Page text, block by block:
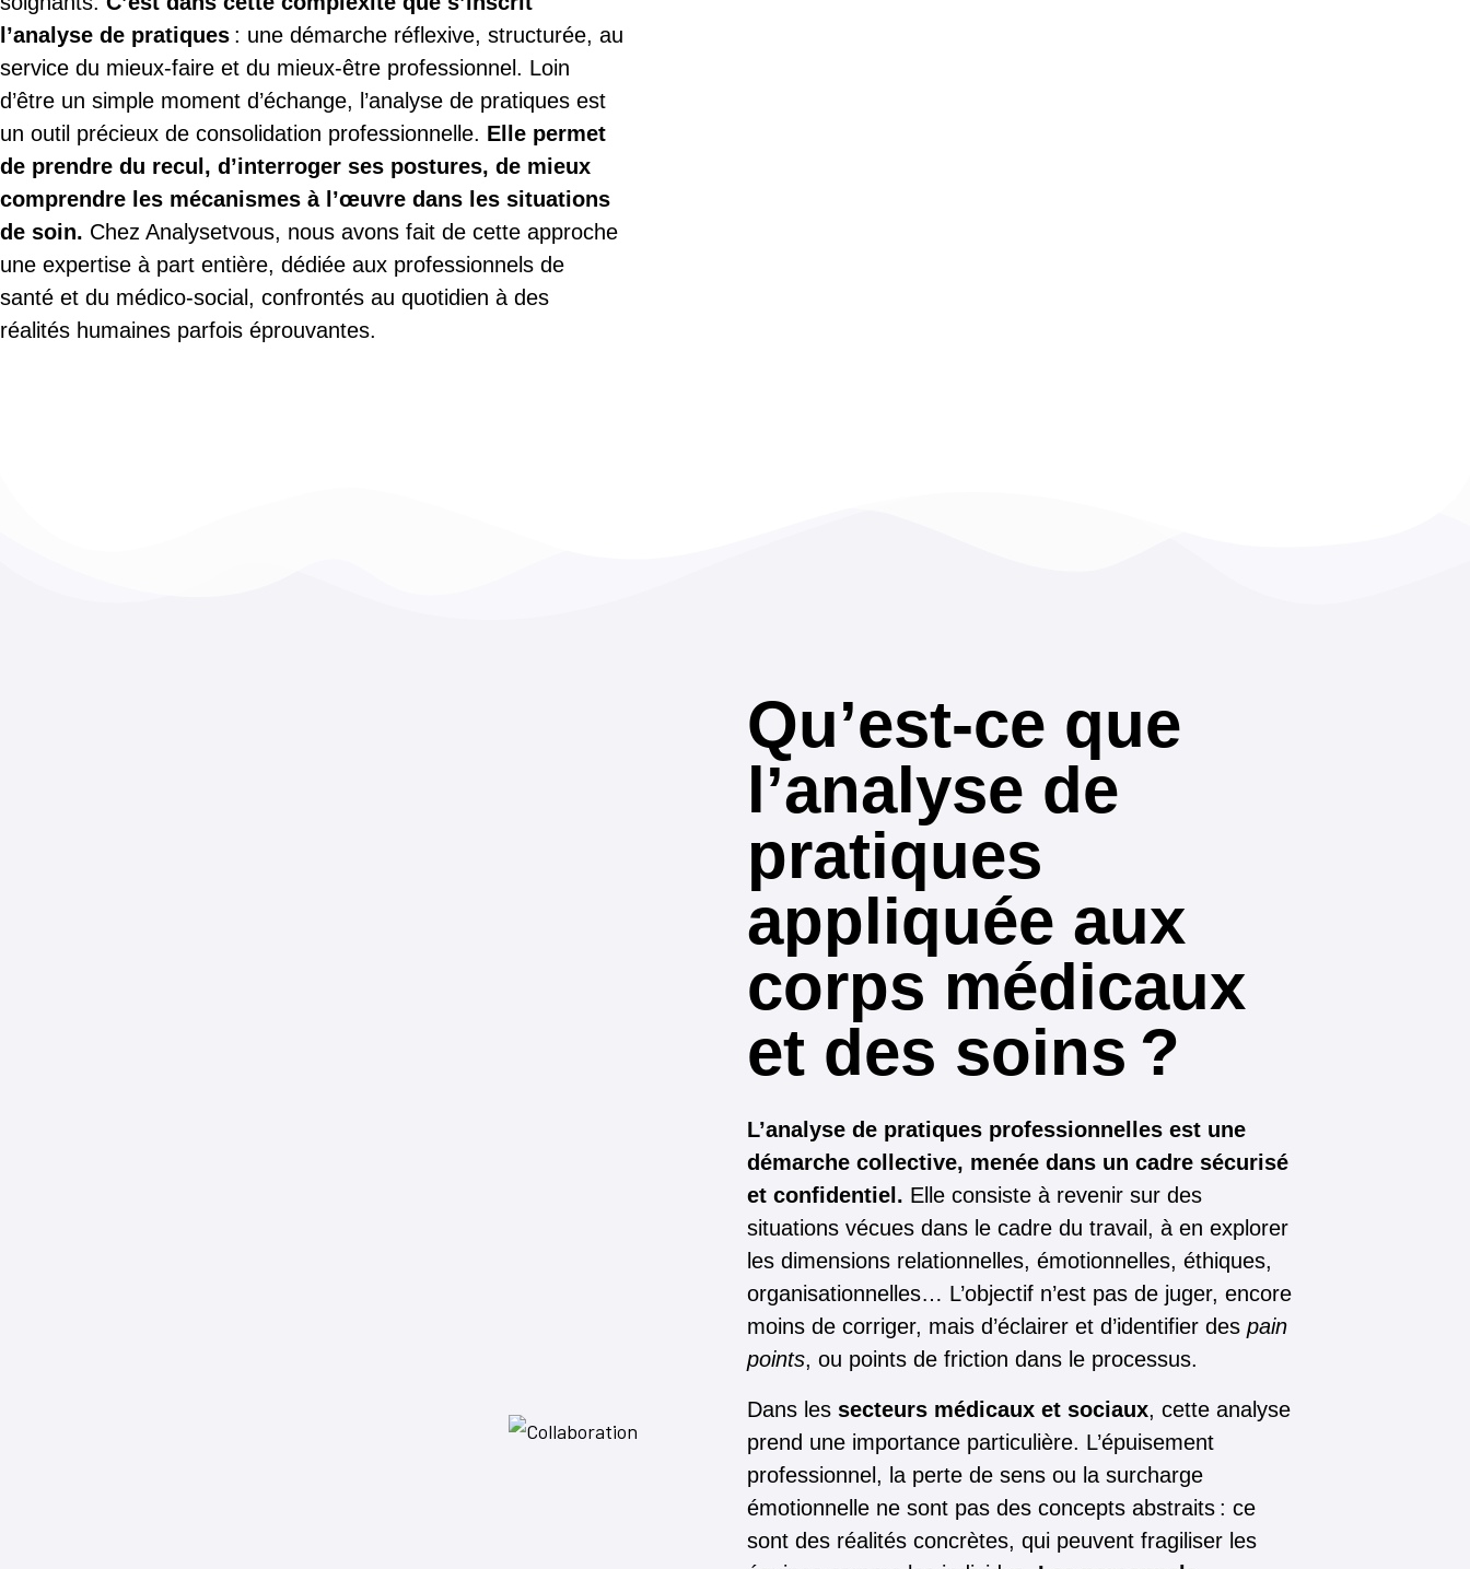
l’analyse de pratiques : une démarche réflexive, structurée, au
service du mieux-faire et du mieux-être professionnel. Loin
d’être un simple moment d’échange, l’analyse de pratiques est
un outil précieux de consolidation professionnelle. Elle permet
de prendre du recul, d’interroger ses postures, de mieux
comprendre les mécanismes à l’œuvre dans les situations
de soin. Chez Analysetvous, nous avons fait de cette approche
une expertise à part entière, dédiée aux professionnels de
santé et du médico-social, confrontés au quotidien à des
réalités humaines parfois éprouvantes.
Qu’est-ce que
l’analyse de
pratiques
appliquée aux
corps médicaux
et des soins ?
L’analyse de pratiques professionnelles est une
démarche collective, menée dans un cadre sécurisé
et confidentiel. Elle consiste à revenir sur des
situations vécues dans le cadre du travail, à en explorer
les dimensions relationnelles, émotionnelles, éthiques,
organisationnelles… L’objectif n’est pas de juger, encore
moins de corriger, mais d’éclairer et d’identifier des pain
points, ou points de friction dans le processus.
Dans les secteurs médicaux et sociaux, cette analyse
prend une importance particulière. L’épuisement
professionnel, la perte de sens ou la surcharge
émotionnelle ne sont pas des concepts abstraits : ce
sont des réalités concrètes, qui peuvent fragiliser les